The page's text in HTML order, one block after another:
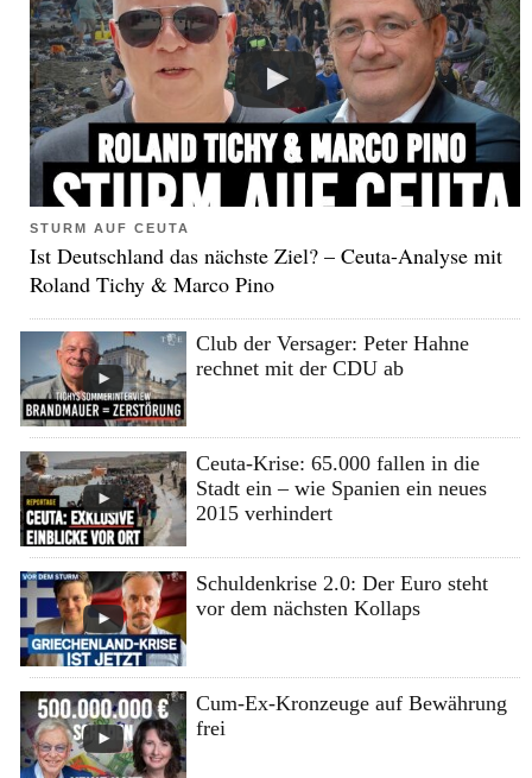
STURM AUF CEUTA
Ist Deutschland das nächste Ziel? – Ceuta-Analyse mit
Roland Tichy & Marco Pino
Club der Versager: Peter Hahne
rechnet mit der CDU ab
Ceuta-Krise: 65.000 fallen in die
Stadt ein – wie Spanien ein neues
2015 verhindert
Schuldenkrise 2.0: Der Euro steht
vor dem nächsten Kollaps
Cum-Ex-Kronzeuge auf Bewährung
frei